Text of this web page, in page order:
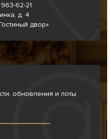
963-62-21
д. 4
двор»
обновления и лоты